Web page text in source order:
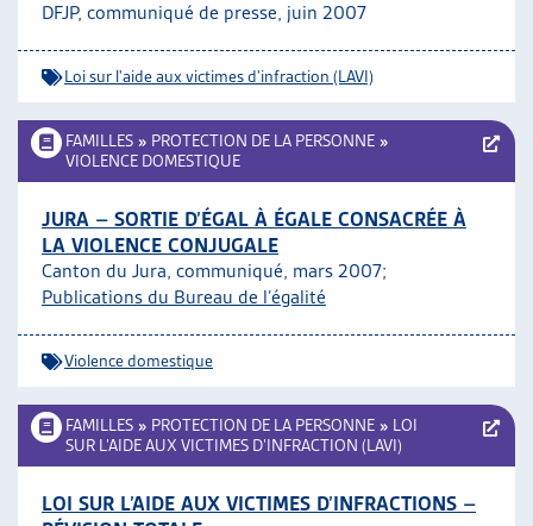
DFJP, communiqué de presse, juin 2007
Loi sur l'aide aux victimes d'infraction (LAVI)
FAMILLES » PROTECTION DE LA PERSONNE »
VIOLENCE DOMESTIQUE
JURA – SORTIE D’ÉGAL À ÉGALE CONSACRÉE À
LA VIOLENCE CONJUGALE
Canton du Jura, communiqué, mars 2007;
Publications du Bureau de l’égalité
Violence domestique
FAMILLES » PROTECTION DE LA PERSONNE » LOI
SUR L’AIDE AUX VICTIMES D’INFRACTION (LAVI)
LOI SUR L’AIDE AUX VICTIMES D’INFRACTIONS –